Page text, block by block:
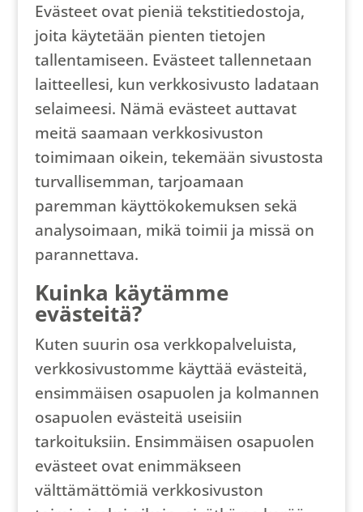
Evästeet ovat pieniä tekstitiedostoja,
joita käytetään pienten tietojen
tallentamiseen. Evästeet tallennetaan
laitteellesi, kun verkkosivusto ladataan
selaimeesi. Nämä evästeet auttavat
meitä saamaan verkkosivuston
toimimaan oikein, tekemään sivustosta
turvallisemman, tarjoamaan
paremman käyttökokemuksen sekä
analysoimaan, mikä toimii ja missä on
parannettava.
Kuinka käytämme
evästeitä?
Kuten suurin osa verkkopalveluista,
verkkosivustomme käyttää evästeitä,
ensimmäisen osapuolen ja kolmannen
osapuolen evästeitä useisiin
tarkoituksiin. Ensimmäisen osapuolen
evästeet ovat enimmäkseen
välttämättömiä verkkosivuston